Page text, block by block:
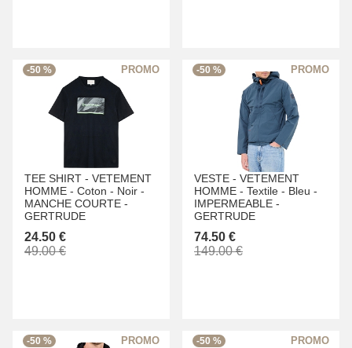
-50 %
TEE SHIRT - VETEMENT
HOMME - Coton - Noir -
MANCHE COURTE -
GERTRUDE
24.50 €
49.00 €
-50 %
VESTE - VETEMENT
HOMME - Textile - Bleu -
IMPERMEABLE -
GERTRUDE
74.50 €
149.00 €
-50 % -50 %